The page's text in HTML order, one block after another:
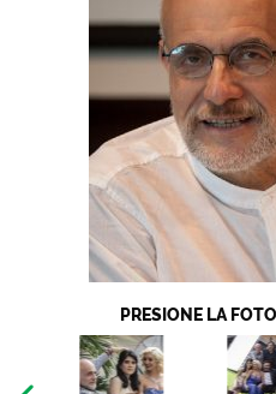
PRESIONE LA